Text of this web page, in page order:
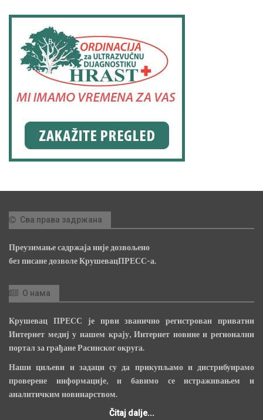
Сва права задржана
Преузимање садржаја није дозвољено
без писане дозволе КрушевацПРЕСС-а.
О нама
Крушевац ПРЕСС је први званично регистрован приватни
Интернет медиј у нашем крају, Интернет новине и регионални
портал за грађане Расинског округа.
Наши циљеви и задаци су да прикупљамо и дистрибуирамо
проверене информације, и бавимо се истраживањем и
аналитичким новинарством.
Čitaj dalje...